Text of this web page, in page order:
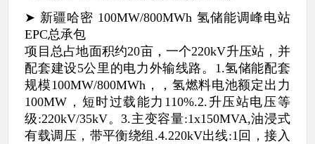
➤ 新疆哈密 100MW/800MWh 氢储能调峰电站
EPC总承包
项目总占地面积约20亩，一个220kV升压站，并
配套建设5公里的电力外输线路。1.氢储能配套
规模100MW/800MWh，，氢燃料电池额定出力
100MW，短时过载能力110%.2.升压站电压等
级:220kV/35kV。3.主变容量:1x150MVA,油浸式
有载调压，带平衡绕组.4.220kV出线:1回，接入